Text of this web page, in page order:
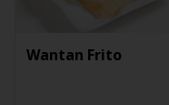
Wantan Frito